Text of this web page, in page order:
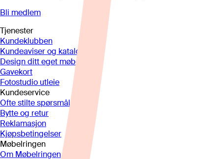
Bli medlem
Tjenester
Kundeklubben
Kundeaviser og kataloger
Design ditt eget møbel
Gavekort
Fotostudio utleie
Kundeservice
Ofte stilte spørsmål
Bytte og retur
Reklamasjon
Kjøpsbetingelser
Møbelringen
Om Møbelringen